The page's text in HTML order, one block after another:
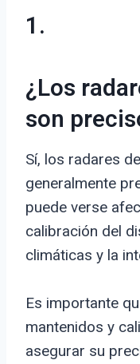
1.
¿Los
son
Sí, los radares
generalmente
puede verse
calibración del
climáticas y la
Es importante
mantenidos y
asegurar su